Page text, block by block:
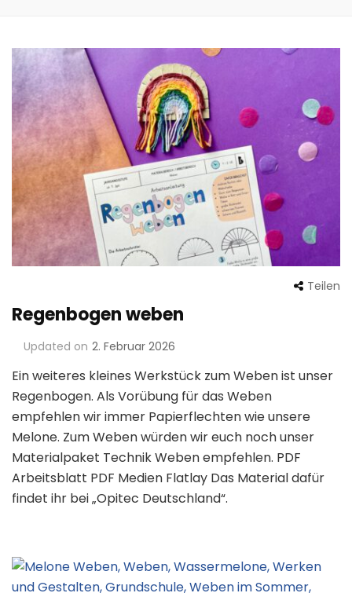
Teilen
Regenbogen weben
Updated on 2. Februar 2026
Ein weiteres kleines Werkstück zum Weben ist unser
Regenbogen. Als Vorübung für das Weben
empfehlen wir immer Papierflechten wie unsere
Melone. Zum Weben würden wir euch noch unser
Materialpaket Technik Weben empfehlen. PDF
Arbeitsblatt PDF Medien Flatlay Das Material dafür
findet ihr bei „Opitec Deutschland“.